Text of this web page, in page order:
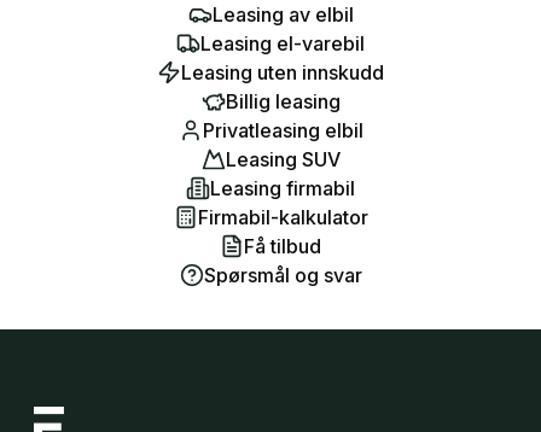
Leasing av elbil
Leasing el-varebil
Leasing uten innskudd
Billig leasing
Privatleasing elbil
Leasing SUV
Leasing firmabil
Firmabil-kalkulator
Få tilbud
Spørsmål og svar